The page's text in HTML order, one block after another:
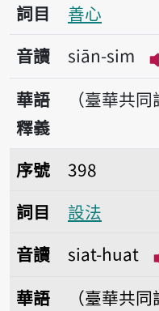
詞目
善心
音讀
siān-sim
華語
釋義
（臺華共
序號398設法
序號
398
詞目
設法
音讀
siat-huat
華語
（臺華共